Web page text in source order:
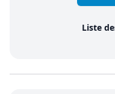
Liste